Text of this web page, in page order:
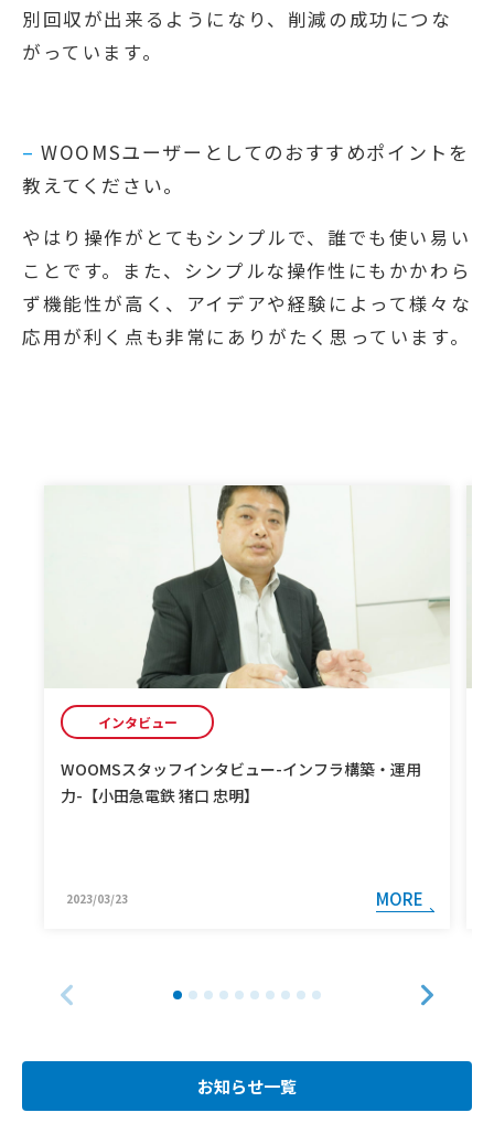
別回収が出来るようになり、削減の成功につな
がっています。
– WOOMSユーザーとしてのおすすめポイントを
教えてください。
やはり操作がとてもシンプルで、誰でも使い易い
ことです。また、シンプルな操作性にもかかわら
ず機能性が高く、アイデアや経験によって様々な
応用が利く点も非常にありがたく思っています。
インタビュー
WOOMSスタッフインタビュー-インフラ構築・運用
力-【小田急電鉄 猪口 忠明】
2023/03/23 MORE
お知らせ一覧